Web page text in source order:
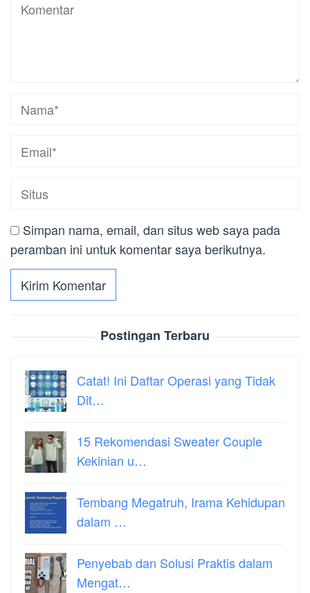
Simpan nama, email, dan situs web saya pada
peramban ini untuk komentar saya berikutnya.
Postingan Terbaru
Catat! Ini Daftar Operasi yang Tidak
Dit…
15 Rekomendasi Sweater Couple
Kekinian u…
Tembang Megatruh, Irama Kehidupan
dalam …
Penyebab dan Solusi Praktis dalam
Mengat…